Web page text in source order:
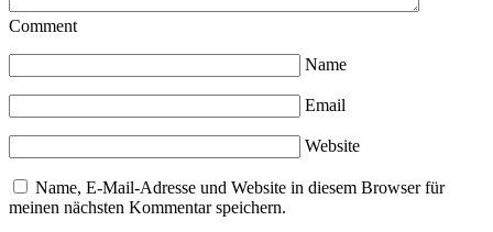
Comment
Name
Email
Website
Name, E-Mail-Adresse und Website in diesem Browser für
meinen nächsten Kommentar speichern.